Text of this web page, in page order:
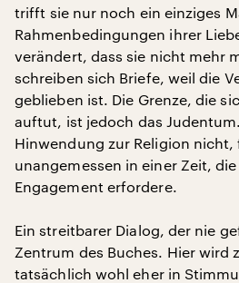
trifft sie nur noch ein einziges
Rahmenbedingungen ihrer
verändert, dass sie nicht mehr
schreiben sich Briefe, weil die
geblieben ist. Die Grenze, die
auftut, ist jedoch das
Hinwendung zur Religion
unangemessen in einer Zeit,
Engagement erfordere.
Ein streitbarer Dialog, der nie
Zentrum des Buches. Hier wird
tatsächlich wohl eher in